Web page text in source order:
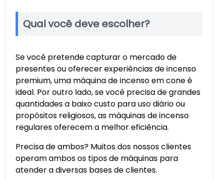
Qual você deve escolher?
Se você pretende capturar o mercado de
presentes ou oferecer experiências de incenso
premium, uma máquina de incenso em cone é
ideal. Por outro lado, se você precisa de grandes
quantidades a baixo custo para uso diário ou
propósitos religiosos, as máquinas de incenso
regulares oferecem a melhor eficiência.
Precisa de ambos? Muitos dos nossos clientes
operam ambos os tipos de máquinas para
atender a diversas bases de clientes.